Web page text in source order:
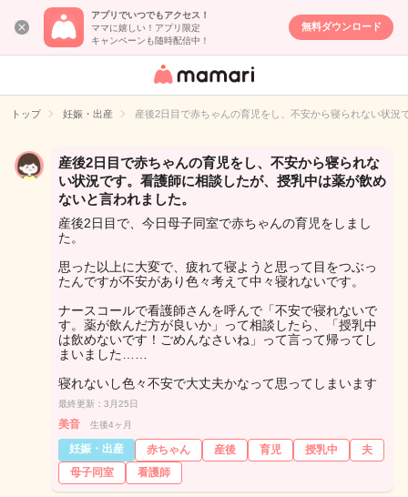
アプリでいつでもアクセス！
ママに嬉しい！アプリ限定
キャンペーンも随時配信中！
無料ダウンロード
女性専用匿名QA
イト
トップ 妊娠・出産 産後2日目で赤ちゃんの育児をし、不安から寝られない状
産後2日目で赤ちゃんの育児をし、不安から寝られな
い状況です。看護師に相談したが、授乳中は薬が飲め
ないと言われました。
産後2日目で、今日母子同室で赤ちゃんの育児をしまし
た。
思った以上に大変で、疲れて寝ようと思って目をつぶっ
たんですが不安があり色々考えて中々寝れないです。
ナースコールで看護師さんを呼んで「不安で寝れないで
す。薬が飲んだ方が良いか」って相談したら、「授乳中
は飲めないです！ごめんなさいね」って言って帰ってし
まいました……
寝れないし色々不安で大丈夫かなって思ってしまいます
最終更新：3月25日
美音 生後4ヶ月
妊娠・出産 赤ちゃん 産後 育児 授乳中
夫
母子同室
看護師